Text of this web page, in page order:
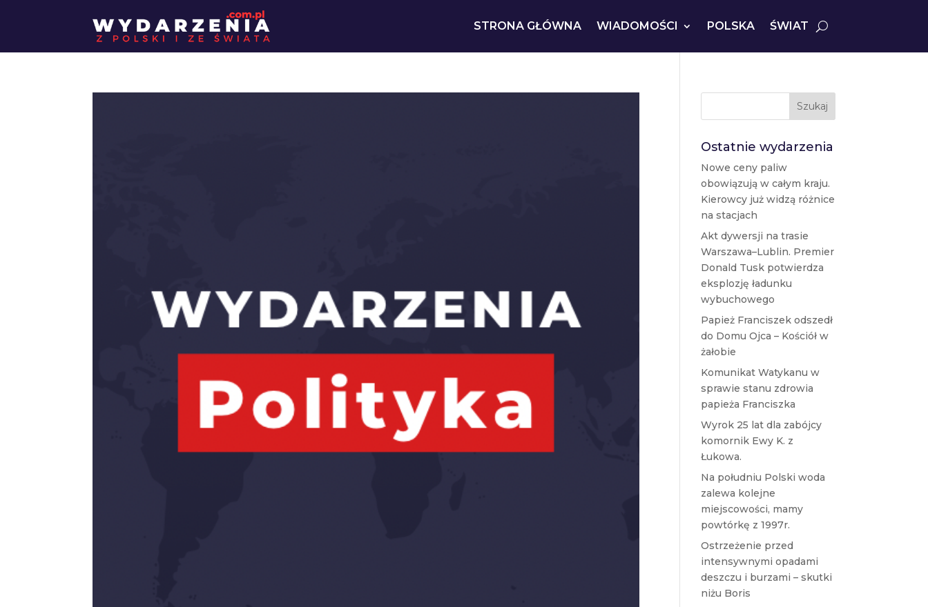
STRONA GŁÓWNA WIADOMOŚCI POLSKA ŚWIAT
Szukaj
Ostatnie wydarzenia
Nowe ceny paliw
obowiązują w całym kraju.
Kierowcy już widzą różnice
na stacjach
Akt dywersji na trasie
Warszawa–Lublin. Premier
Donald Tusk potwierdza
eksplozję ładunku
wybuchowego
Papież Franciszek odszedł
do Domu Ojca – Kościół w
żałobie
Komunikat Watykanu w
sprawie stanu zdrowia
papieża Franciszka
Wyrok 25 lat dla zabójcy
komornik Ewy K. z
Łukowa.
Na południu Polski woda
zalewa kolejne
miejscowości, mamy
powtórkę z 1997r.
Ostrzeżenie przed
intensywnymi opadami
deszczu i burzami – skutki
niżu Boris